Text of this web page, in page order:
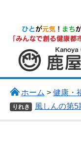
鹿屋
ホーム > 健康・
りれき 風しんの第5